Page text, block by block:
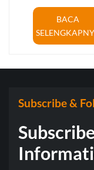
Mesin Penyortiran
Produksi Daur
BACA
Subscribe &